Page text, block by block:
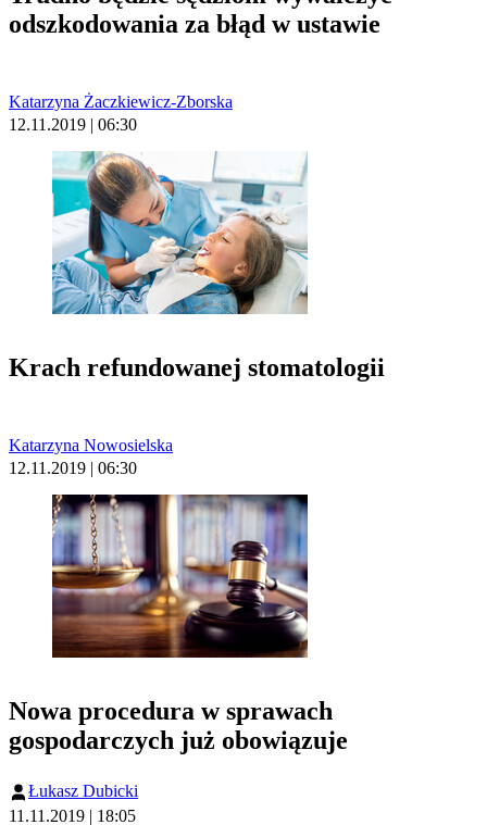
odszkodowania za błąd w ustawie
Katarzyna Żaczkiewicz-Zborska
12.11.2019 | 06:30
Krach refundowanej stomatologii
Katarzyna Nowosielska
12.11.2019 | 06:30
Nowa procedura w sprawach
gospodarczych już obowiązuje
Łukasz Dubicki
11.11.2019 | 18:05